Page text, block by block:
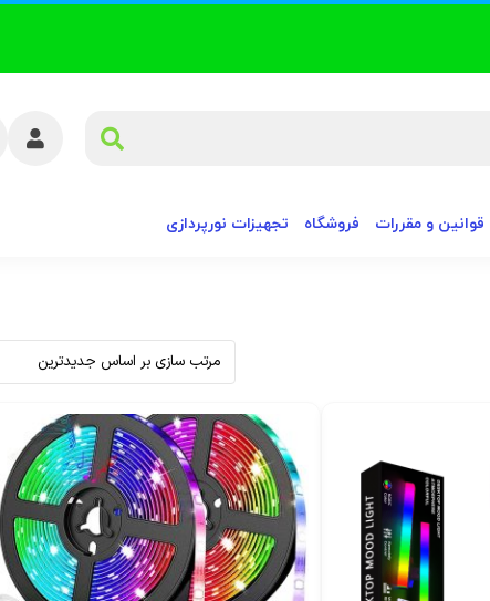
قوانین و مقررات فروشگاه تجهیزات نورپردازی